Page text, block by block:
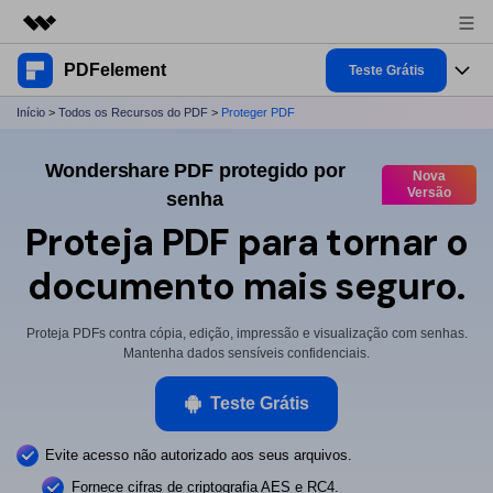
Produtos em destaque
Criatividade digital com IA generativa
Visão geral
Sobre nós
Sala de imprensa
Loja
PDFelement Teste Grátis
Desktop
PDFelement para Mac
Aplicação Móvel
PDFelement para iPhone/iPad
Recursos
Ferramentas de PDF
Criar PDF
Combinar PDF
Imprimir PDF
Soluções & Suporte
Tópicos Quentes
Lista dos melhores
Dicas de OCR PDF
Dicas de assinar PDF
Negócios
1-10 Usuários
Compre Agora Entrar
Início > Todos os Recursos do PDF > Proteger PDF
Wondershare PDF protegido por
senha
Nova
Versão
Proteja PDF para tornar o
documento mais seguro.
Proteja PDFs contra cópia, edição, impressão e visualização com senhas.
Mantenha dados sensíveis confidenciais.
Teste Grátis
Evite acesso não autorizadoaos seus arquivos.
Fornece cifras de criptografia AES e RC4.